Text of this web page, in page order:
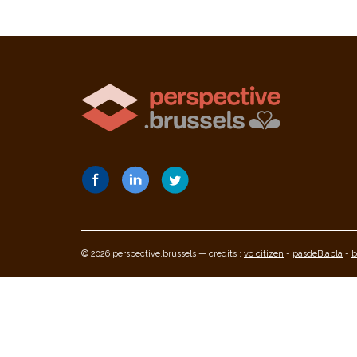
© 2026 perspective.brussels — credits : vo citizen - pasdeBlabla -